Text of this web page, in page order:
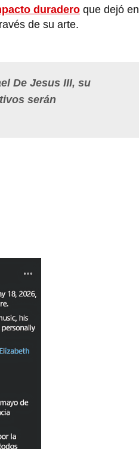
duradero que dejó en
de su arte.
De Jesus III, su
serán